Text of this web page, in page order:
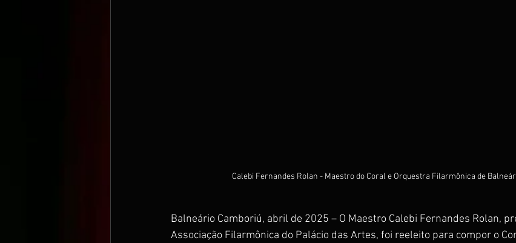
Calebi Fernandes Rolan - Maestro do Coral e Orquestra Filarmônica de
Balneário Camboriú, abril de 2025 – O Maestro Calebi Fernandes Rolan,
Associação Filarmônica do Palácio das Artes, foi reeleito para compor o